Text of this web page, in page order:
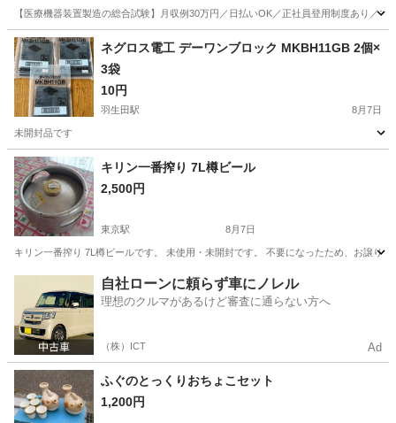
【医療機器装置製造の総合試験】月収例30万円／日払いOK／正社員登用制度あり
山梨 その他
ネグロス電工 デーワンブロック MKBH11GB 2個×
3袋
10円
羽生田駅 8月7日
未開封品です
新潟 南蒲原郡 羽生田駅 その他
キリン一番搾り 7L樽ビール
2,500円
東京駅 8月7日
キリン一番搾り 7L樽ビールです。 未使用・未開封です。 不要になったため、お譲
東京駅 食器
自社ローンに頼らず車にノレル
理想のクルマがあるけど審査に通らない方へ
（株）ICT Ad
ふぐのとっくりおちょこセット
1,200円